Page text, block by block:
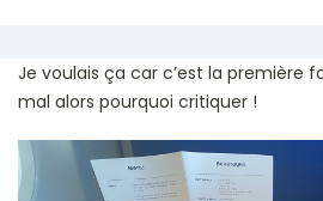
Je voulais ça car c’est la première
mal alors pourquoi critiquer !